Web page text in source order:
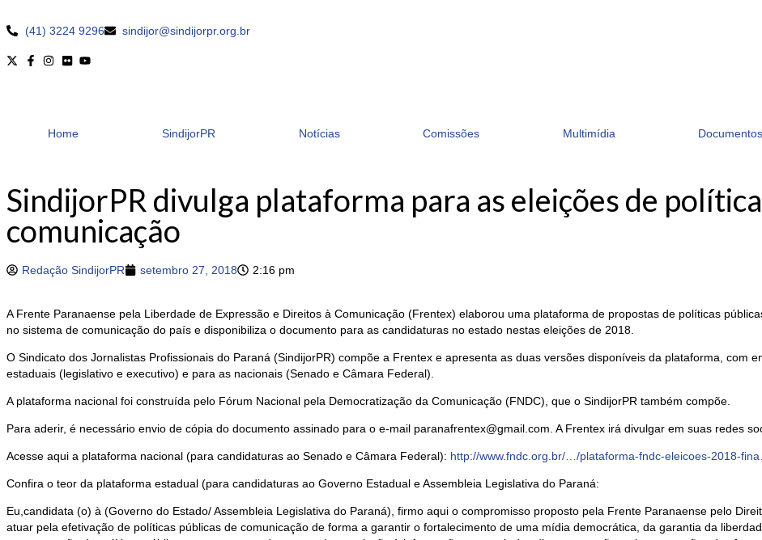
(41) 3224 9296 sindijor@sindijorpr.org.br
Home SindijorPR Notícias Comissões Multimídia Documentos
SindijorPR divulga plataforma para as eleições de
comunicação
Redação SindijorPR setembro 27, 2018 2:16 pm
A Frente Paranaense pela Liberdade de Expressão e Direitos à Comunicação (Frentex) elaborou uma plataforma de propostas de políticas
no sistema de comunicação do país e disponibiliza o documento para as candidaturas no estado nestas eleições de 2018.
O Sindicato dos Jornalistas Profissionais do Paraná (SindijorPR) compõe a Frentex e apresenta as duas versões disponíveis da plataforma, com
estaduais (legislativo e executivo) e para as nacionais (Senado e Câmara Federal).
A plataforma nacional foi construída pelo Fórum Nacional pela Democratização da Comunicação (FNDC), que o SindijorPR também compõe.
Para aderir, é necessário envio de cópia do documento assinado para o e-mail paranafrentex@gmail.com. A Frentex irá divulgar em suas redes
Acesse aqui a plataforma nacional (para candidaturas ao Senado e Câmara Federal): http://www.fndc.org.br/…/plataforma-fndc-eleicoes-2018-
Confira o teor da plataforma estadual (para candidaturas ao Governo Estadual e Assembleia Legislativa do Paraná:
Eu,candidata (o) à (Governo do Estado/ Assembleia Legislativa do Paraná), firmo aqui o compromisso proposto pela Frente Paranaense pelo
atuar pela efetivação de políticas públicas de comunicação de forma a garantir o fortalecimento de uma mídia democrática, da garantia da